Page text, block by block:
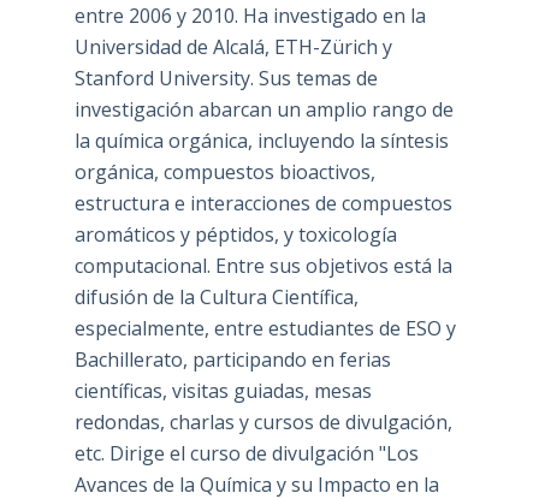
entre 2006 y 2010. Ha investigado en la
Universidad de Alcalá, ETH-Zürich y
Stanford University. Sus temas de
investigación abarcan un amplio rango de
la química orgánica, incluyendo la síntesis
orgánica, compuestos bioactivos,
estructura e interacciones de compuestos
aromáticos y péptidos, y toxicología
computacional. Entre sus objetivos está la
difusión de la Cultura Científica,
especialmente, entre estudiantes de ESO y
Bachillerato, participando en ferias
científicas, visitas guiadas, mesas
redondas, charlas y cursos de divulgación,
etc. Dirige el curso de divulgación "Los
Avances de la Química y su Impacto en la